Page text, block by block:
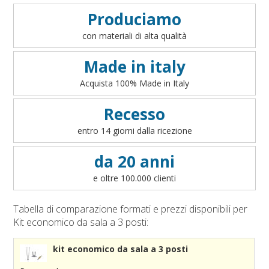
Accessori per sbandieratori
Accessori bandiere per auto
Art. 1 - Oggetto del contratto
Art. 2 - Informazioni precontrattuali per il consumatore
- art. 49 del D.lgs 206/2005
Art. 3 - Conclusione ed efficacia del contratto
Art. 4 - Disponibilità dei prodotti
Art. 5 - Modalità di pagamento
Art. 6 - Prezzi
Art. 7 - Diritto di recesso
Art. 8 - Garanzia legale di conformità
Art. 10 - Responsabilità
Art. 11 - Accesso al sito
Art. 13 - Integralità
Produciamo
con materiali di alta qualità
Made in italy
Acquista 100% Made in Italy
Recesso
entro 14 giorni dalla ricezione
da 20 anni
e oltre 100.000 clienti
Tabella di comparazione formati e prezzi disponibili per
Kit economico da sala a 3 posti:
kit economico da sala a 3 posti